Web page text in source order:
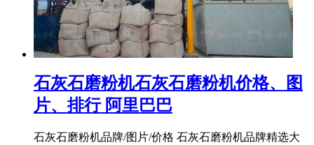
石灰石磨粉机石灰石磨粉机价格、图
片、排行 阿里巴巴
石灰石磨粉机品牌/图片/价格 石灰石磨粉机品牌精选大